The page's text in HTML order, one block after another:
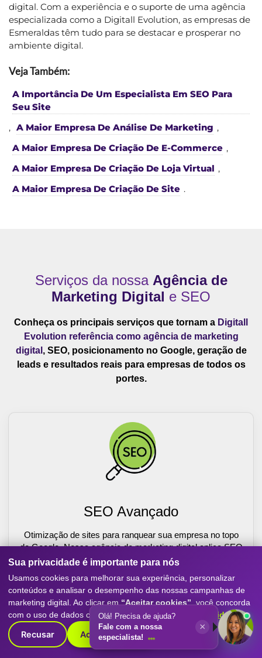
digital. Com a experiência e o suporte de uma agência
especializada como a Digitall Evolution, as empresas de
Esmeraldas têm tudo para se destacar e prosperar no
ambiente digital.
Veja Também:
A Importância De Um Especialista Em SEO Para
Seu Site
, A Maior Empresa De Análise De Marketing ,
A Maior Empresa De Criação De E-Commerce ,
A Maior Empresa De Criação De Loja Virtual ,
A Maior Empresa De Criação De Site .
Serviços da nossa Agência de
Marketing Digital e SEO
Conheça os principais serviços que tornam a Digitall
Evolution referência como agência de marketing
digital , SEO, posicionamento no Google, geração de
leads e resultados reais para empresas de todos os
portes.
SEO Avançado
Otimização de sites para ranquear sua empresa no topo
do Google. Nossa agência de marketing digital aplica SEO
técnico, conteúdo estratégico e link building para atrair
Saiba Mais
Sua privacidade é importante para nós
Usamos cookies para melhorar sua experiência, personalizar
conteúdos e analisar o desempenho das nossas campanhas de
marketing digital. Ao clicar em “Aceitar cookies” , você concorda
com o uso de dados conforme nossaPolítica de Privacidade.
Recusar Aceitar cookies
Olá! Precisa de ajuda?
Fale com a nossa
especialista!
×